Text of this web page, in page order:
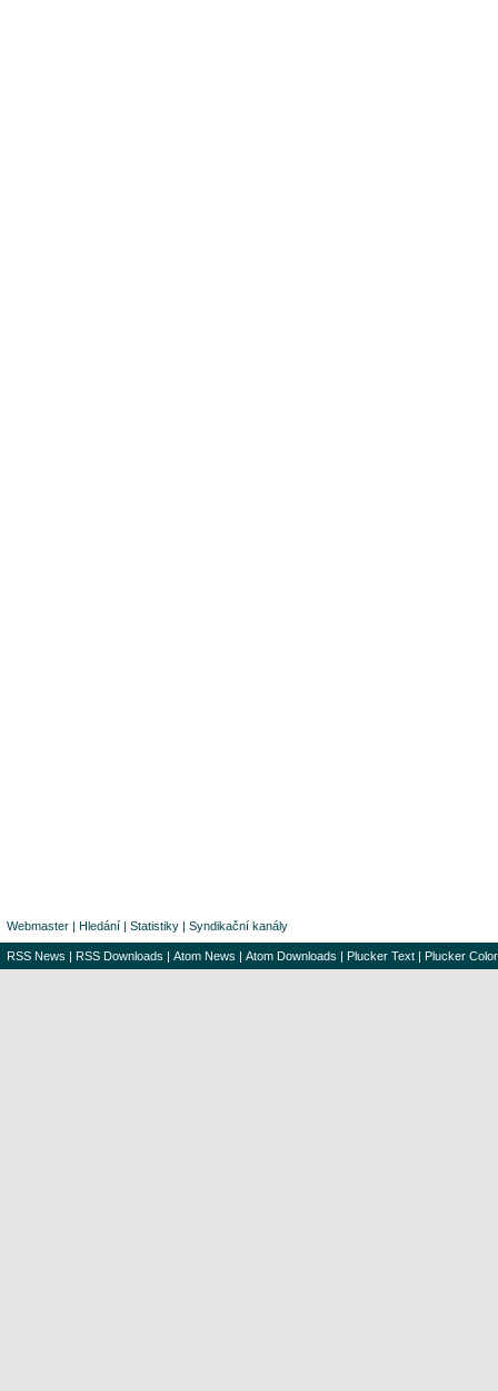
Webmaster | Hledání | Statistiky | Syndikační kanály
RSS News | RSS Downloads | Atom News | Atom Downloads | Plucker Text | Plucker Color